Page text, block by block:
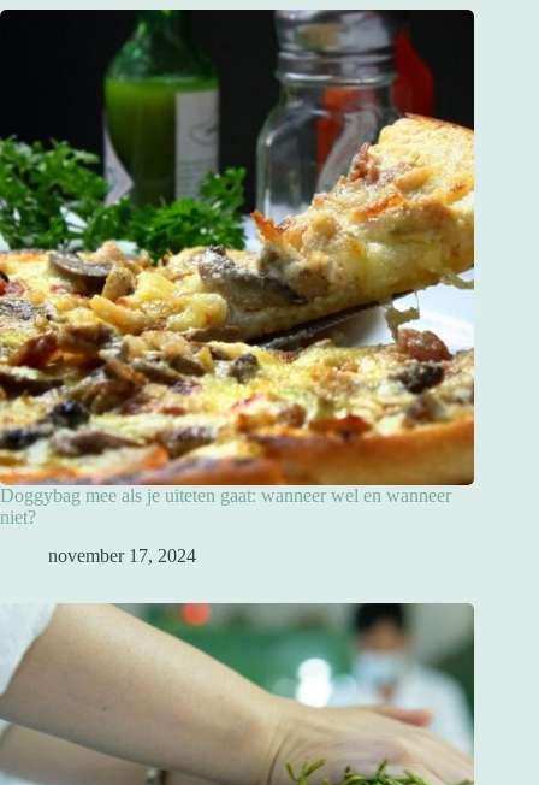
Doggybag mee als je uiteten gaat: wanneer wel en wanneer
niet?
november 17, 2024